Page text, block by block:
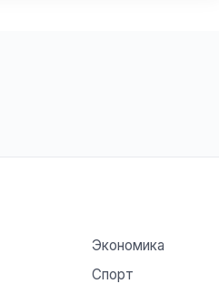
Экономика
Спорт